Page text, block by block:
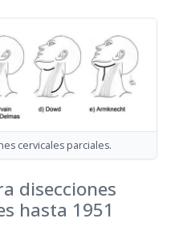
cervicales parciales.
disecciones
hasta 1951